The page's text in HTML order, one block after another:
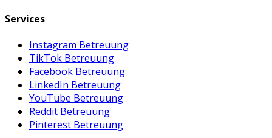
Services
Instagram Betreuung
TikTok Betreuung
Facebook Betreuung
LinkedIn Betreuung
YouTube Betreuung
Reddit Betreuung
Pinterest Betreuung